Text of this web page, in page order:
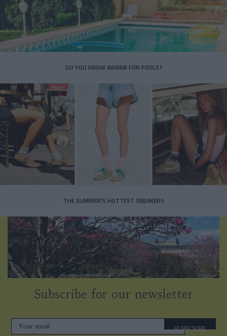
DO YOU KNOW AIRBNB FOR POOLS?
THE SUMMER’S HOTTEST SNEAKERS
Subscribe for our newsletter
SUBSCRIBE